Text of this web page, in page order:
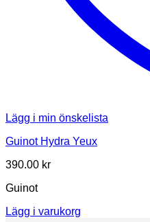
Lägg i min önskelista
Guinot Hydra Yeux
390.00 kr
Guinot
Lägg i varukorg